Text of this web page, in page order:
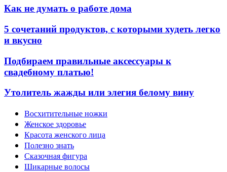
Как не думать о работе дома
5 сочетаний продуктов, с которыми худеть легко
и вкусно
Подбираем правильные аксессуары к
свадебному платью!
Утолитель жажды или элегия белому вину
Восхитительные ножки
Женское здоровье
Красота женского лица
Полезно знать
Сказочная фигура
Шикарные волосы